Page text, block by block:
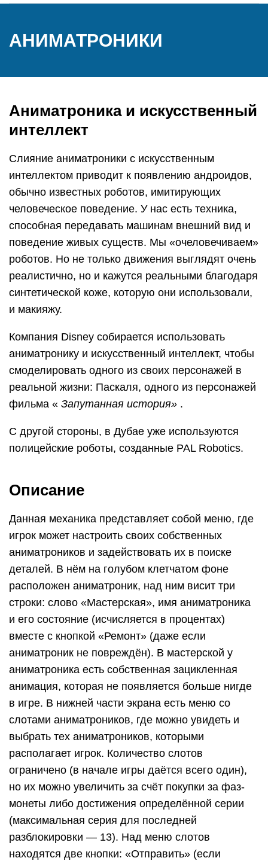
АНИМАТРОНИКИ
Аниматроника и искусственный
интеллект
Слияние аниматроники с искусственным
интеллектом приводит к появлению андроидов,
обычно известных роботов, имитирующих
человеческое поведение. У нас есть техника,
способная передавать машинам внешний вид и
поведение живых существ. Мы «очеловечиваем»
роботов. Но не только движения выглядят очень
реалистично, но и кажутся реальными благодаря
синтетической коже, которую они использовали,
и макияжу.
Компания Disney собирается использовать
аниматронику и искусственный интеллект, чтобы
смоделировать одного из своих персонажей в
реальной жизни: Паскаля, одного из персонажей
фильма « Запутанная история» .
С другой стороны, в Дубае уже используются
полицейские роботы, созданные PAL Robotics.
Описание
Данная механика представляет собой меню, где
игрок может настроить своих собственных
аниматроников и задействовать их в поиске
деталей. В нём на голубом клетчатом фоне
расположен аниматроник, над ним висит три
строки: слово «Мастерская», имя аниматроника
и его состояние (исчисляется в процентах)
вместе с кнопкой «Ремонт» (даже если
аниматроник не повреждён). В мастерской у
аниматроника есть собственная зацикленная
анимация, которая не появляется больше нигде
в игре. В нижней части экрана есть меню со
слотами аниматроников, где можно увидеть и
выбрать тех аниматроников, которыми
располагает игрок. Количество слотов
ограничено (в начале игры даётся всего один),
но их можно увеличить за счёт покупки за фаз-
монеты либо достижения определённой серии
(максимальная серия для последней
разблокировки — 13). Над меню слотов
находятся две кнопки: «Отправить» (если